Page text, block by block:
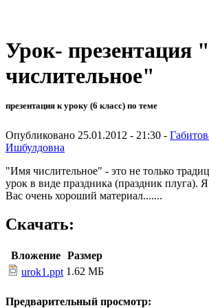
Урок- презентация
числительное"
презентация к уроку (6 класс) по теме
Опубликовано 25.01.2012 - 21:30 -
Ишбулдовна
"Имя числительное" - это не только
урок в виде праздника (праздник плуга).
Вас очень хороший материал.......
Скачать:
Вложение
Размер
urok1.ppt 1.62 МБ
Предварительный просмотр: